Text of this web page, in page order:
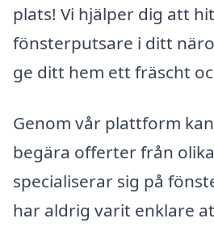
plats! Vi hjälper dig att
fönsterputsare i ditt
ge ditt hem ett fräscht
Genom vår plattform
begära offerter från
specialiserar sig på
har aldrig varit enklare